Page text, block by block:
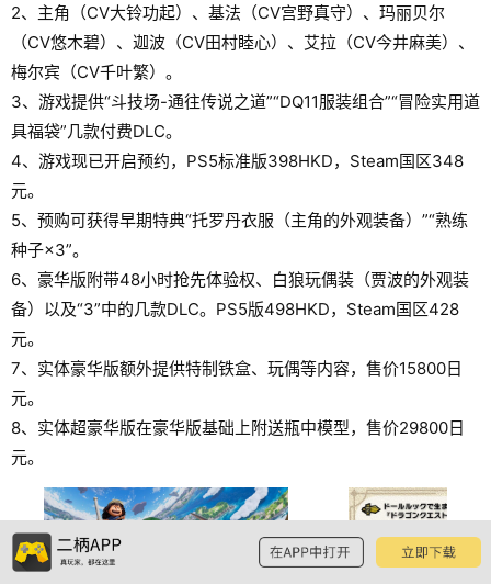
2、主角（CV大铃功起）、基法（CV宫野真守）、玛丽贝尔
（CV悠木碧）、迦波（CV田村睦心）、艾拉（CV今井麻美）、
梅尔宾（CV千叶繁）。
3、游戏提供“斗技场-通往传说之道”“DQ11服装组合”“冒险实用道
具福袋”几款付费DLC。
4、游戏现已开启预约，PS5标准版398HKD，Steam国区348
元。
5、预购可获得早期特典“托罗丹衣服（主角的外观装备）”“熟练
种子×3”。
6、豪华版附带48小时抢先体验权、白狼玩偶装（贾波的外观装
备）以及“3”中的几款DLC。PS5版498HKD，Steam国区428
元。
7、实体豪华版额外提供特制铁盒、玩偶等内容，售价15800日
元。
8、实体超豪华版在豪华版基础上附送瓶中模型，售价29800日
元。
预览